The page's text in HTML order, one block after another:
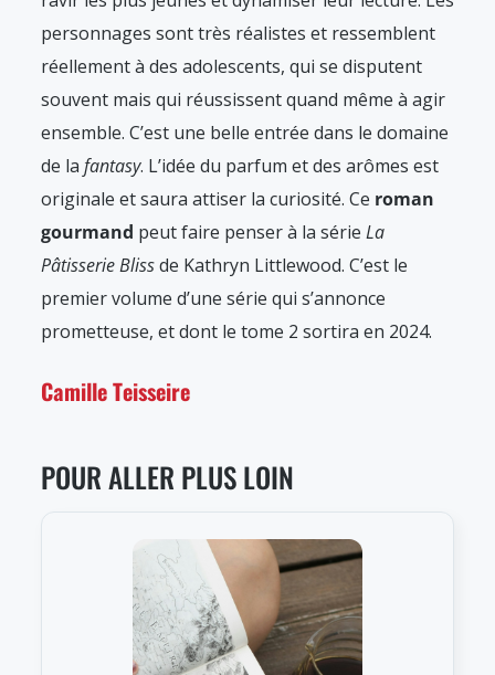
personnages sont très réalistes et ressemblent
réellement à des adolescents, qui se disputent
souvent mais qui réussissent quand même à agir
ensemble. C’est une belle entrée dans le domaine
de la fantasy. L’idée du parfum et des arômes est
originale et saura attiser la curiosité. Ce roman
gourmand peut faire penser à la série La
Pâtisserie Blissde Kathryn Littlewood. C’est le
premier volume d’une série qui s’annonce
prometteuse, et dont le tome 2 sortira en 2024.
Camille Teisseire
POUR ALLER PLUS LOIN